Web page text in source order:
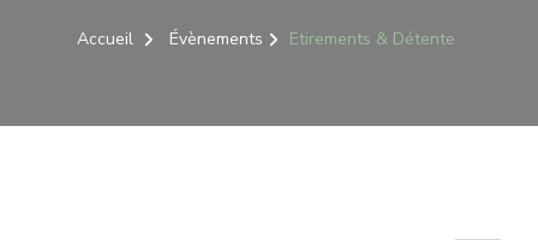
Accueil Évènements Etirements & Détente